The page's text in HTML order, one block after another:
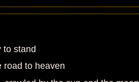
to stand
road to heaven